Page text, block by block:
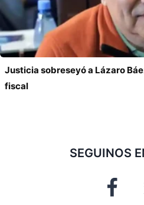
Justicia sobreseyó a Lázaro
fiscal
SEGUINOS